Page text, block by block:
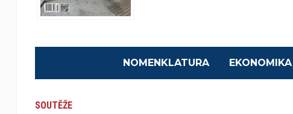
NOMENKLATURA EKONOMIKA
SOUTĚŽE